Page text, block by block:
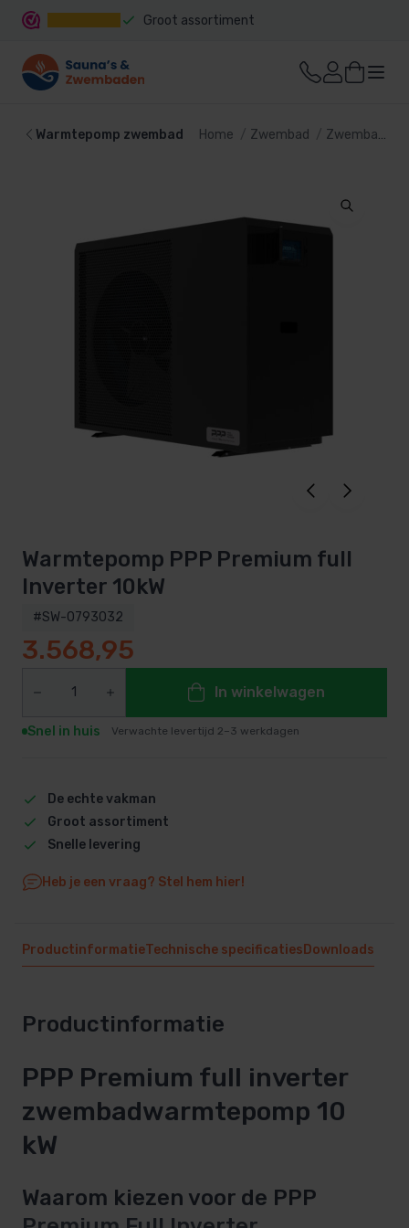
Groot assortiment
Warmtepomp zwembad Home Zwembad Zwembad verwarming
Warmtepomp PPP Premium full
Inverter 10kW
#SW-0793032
3.568,95
In winkelwagen
Snel in huis Verwachte levertijd 2–3 werkdagen
De echte vakman
Groot assortiment
Snelle levering
Heb je een vraag? Stel hem hier!
ProductinformatieTechnische specificaties Downloads
Productinformatie
PPP Premium full inverter
zwembadwarmtepomp 10
kW
Waarom kiezen voor de PPP